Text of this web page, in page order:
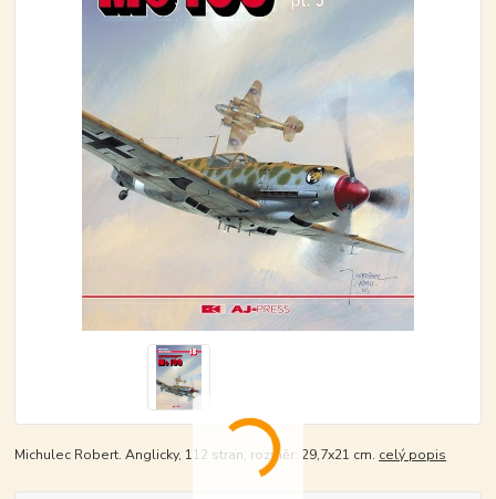
Michulec Robert. Anglicky, 112 stran, rozměr: 29,7x21 cm. celý popis